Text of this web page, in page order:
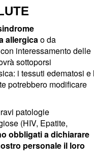
allergicao da
con interessamento delle
sottoporsi
i tessuti edematosi e
potrebbero modificare
patologie
(HIV, Epatite,
obbligati a dichiarare
personale il loro